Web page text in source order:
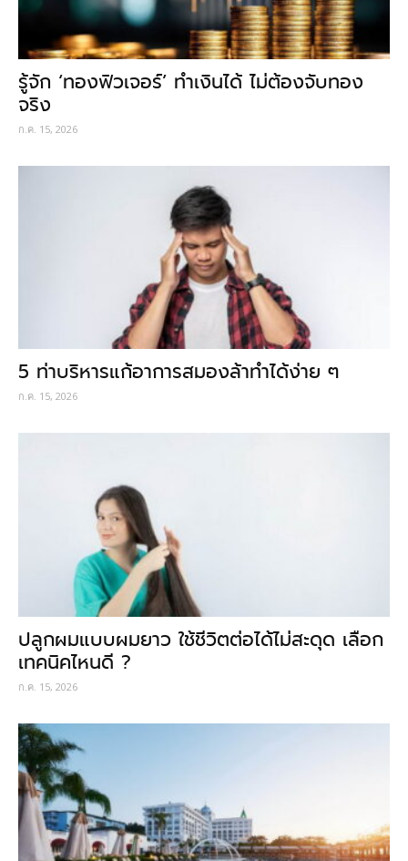
รู้จัก ‘ทองฟิวเจอร์’ ทำเงินได้ ไม่ต้องจับทอง
จริง
ก.ค. 15, 2026
5 ท่าบริหารแก้อาการสมองล้าทำได้ง่าย ๆ
ก.ค. 15, 2026
ปลูกผมแบบผมยาว ใช้ชีวิตต่อได้ไม่สะดุด เลือก
เทคนิคไหนดี ?
ก.ค. 15, 2026